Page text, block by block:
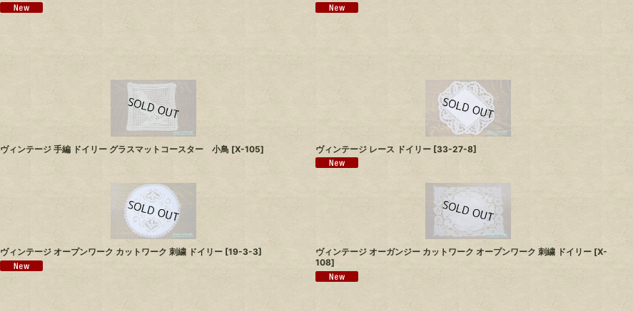
ヴィンテージ 手編 ドイリー グラスマットコースター 小鳥 [X-105] ヴィンテージ レース ドイリー [33-27-8]
ヴィンテージ オープンワーク カットワーク 刺繍 ドイリー [19-3-3] ヴィンテージ オーガンジー カットワーク オープンワーク 刺繍 ドイリー [X-
108]